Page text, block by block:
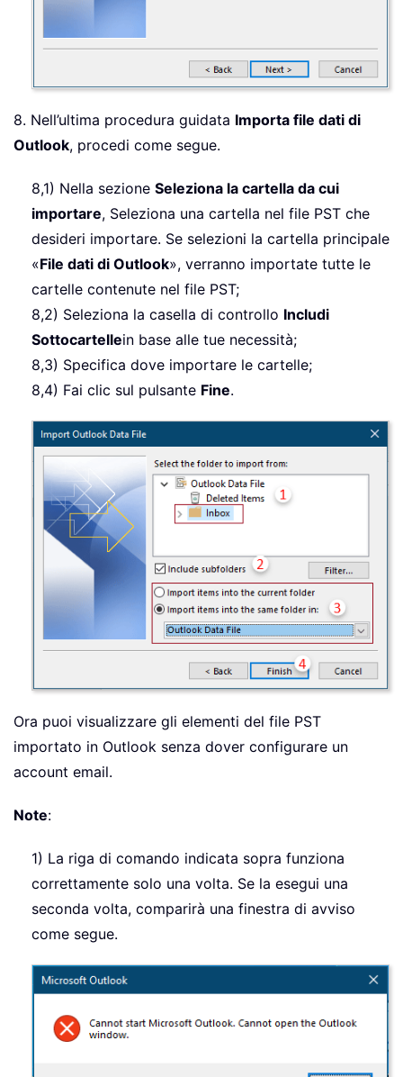
8. Nell’ultima procedura guidata Importa file dati di
Outlook, procedi come segue.
8,1) Nella sezione Seleziona la cartella da cui
importare, Seleziona una cartella nel file PST che
desideri importare. Se selezioni la cartella principale
«File dati di Outlook», verranno importate tutte le
cartelle contenute nel file PST;
8,2) Seleziona la casella di controllo Includi
Sottocartellein base alle tue necessità;
8,3) Specifica dove importare le cartelle;
8,4) Fai clic sul pulsante Fine.
Ora puoi visualizzare gli elementi del file PST
importato in Outlook senza dover configurare un
account email.
Note:
1) La riga di comando indicata sopra funziona
correttamente solo una volta. Se la esegui una
seconda volta, comparirà una finestra di avviso
come segue.